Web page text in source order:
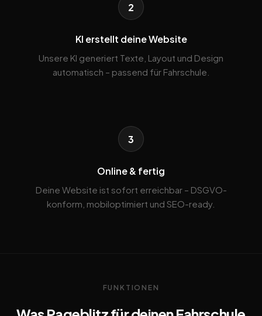
2
KI erstellt deine Website
Unsere KI generiert Texte, Layout und Design
automatisch – passend für Fahrschule.
3
Online & fertig
Deine Website ist sofort erreichbar – DSGVO-
konform, mobiloptimiert und SEO-ready.
FUNKTIONEN